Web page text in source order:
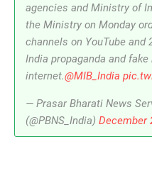
agencies and Ministry of
the Ministry on Monday
channels on YouTube
India propaganda and
internet.@MIB_India
— Prasar Bharati News
(@PBNS_India) December